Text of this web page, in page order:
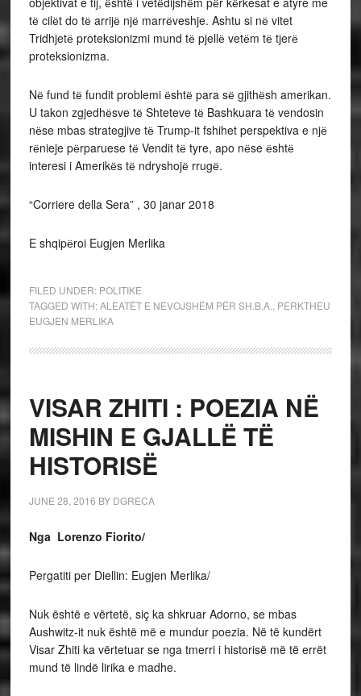
tё cilёt do tё arrijё njё marrёveshje. Ashtu si nё vitet
Tridhjetё proteksionizmi mund tё pjellё vetёm tё tjerё
proteksionizma.
Nё fund tё fundit problemi ёshtё para sё gjithёsh amerikan.
U takon zgjedhёsve tё Shteteve tё Bashkuara tё vendosin
nёse mbas strategjive tё Trump-it fshihet perspektiva e njё
rёnieje pёrparuese tё Vendit tё tyre, apo nёse ёshtё
interesi i Amerikёs tё ndryshojё rrugё.
“Corriere della Sera” , 30 janar 2018
E shqipёroi Eugjen Merlika
FILED UNDER: POLITIKE
TAGGED WITH:ALEATЁT E NEVOJSHЁM PЁR SH.B.A. PERKTHEU
EUGJEN MERLIKA
VISAR ZHITI : POEZIA NË
MISHIN E GJALLË TË
HISTORISË
JUNE 28, 2016 BY DGRECA
Nga Lorenzo Fiorito/
Pergatiti per Diellin: Eugjen Merlika/
Nuk është e vërtetë, siç ka shkruar Adorno, se mbas
Aushwitz-it nuk është më e mundur poezia. Në të kundërt
Visar Zhiti ka vërtetuar se nga tmerri i historisë më të errët
mund të lindë lirika e madhe.